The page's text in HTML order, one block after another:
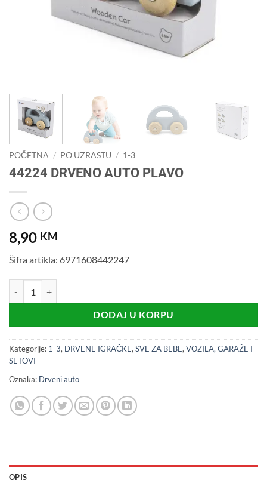
POČETNA / PO UZRASTU / 1-3
44224 DRVENO AUTO PLAVO
8,90 KM
Šifra artikla: 6971608442247
DODAJ U KORPU
Kategorije: 1-3, DRVENE IGRAČKE, SVE ZA BEBE, VOZILA, GARAŽE I
SETOVI
Oznaka: Drveni auto
OPIS